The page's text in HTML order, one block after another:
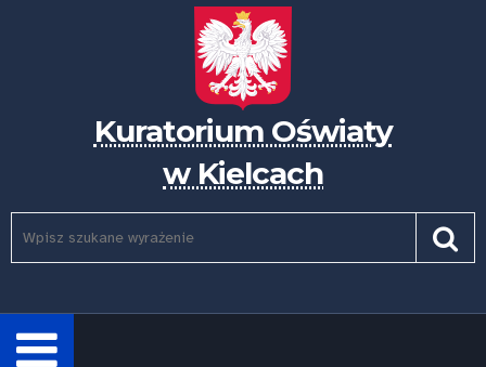
Kuratorium Oświaty
w Kielcach
wymagane.
3
znaki.